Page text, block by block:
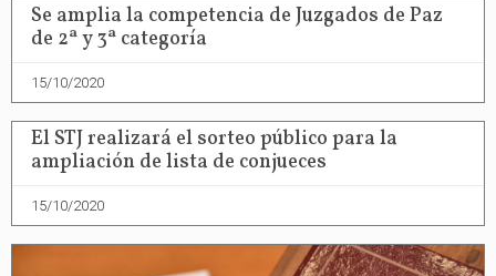
Se amplia la competencia de Juzgados de Paz
de 2ª y 3ª categoría
15/10/2020
El STJ realizará el sorteo público para la
ampliación de lista de conjueces
15/10/2020